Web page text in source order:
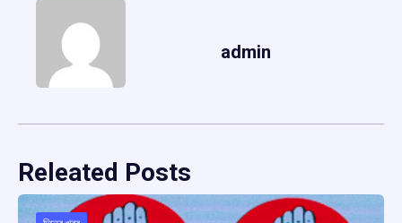
admin
Releated Posts